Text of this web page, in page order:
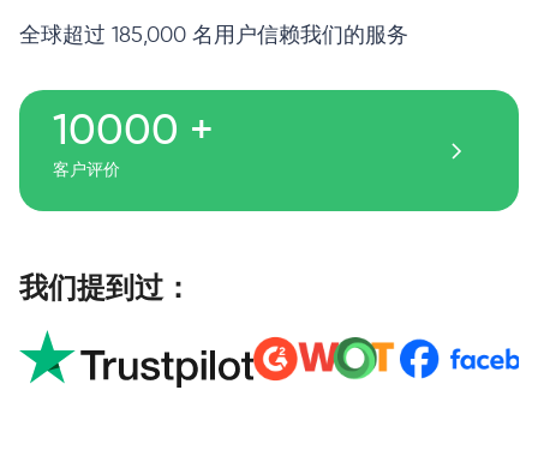
全球超过 185,000 名用户信赖我们的服务
10000 +
客户评价
我们提到过：